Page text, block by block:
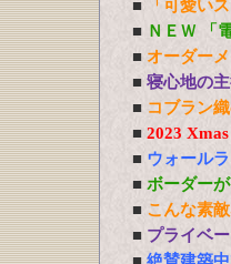
■
「可愛い
■ ＮＥＷ 「
■ オーダー
■ 寝心地の
■ コブラン
■ 2023
■ ウォール
■ ボーダー
■ こんな素
■ プライベ